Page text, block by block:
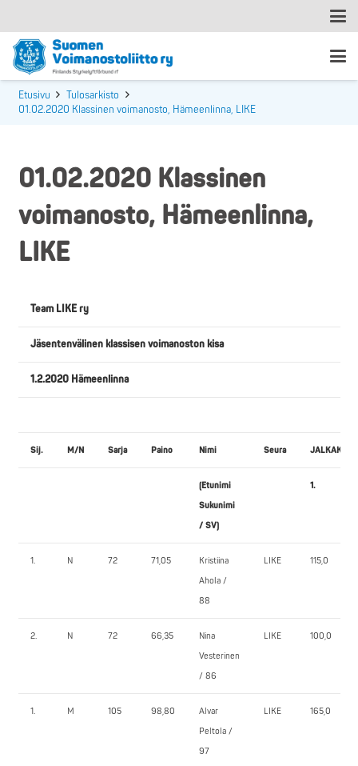
Etusivu
Tulosarkisto
01.02.2020 Klassinen voimanosto, Hämeenlinna, LIKE
01.02.2020 Klassinen
voimanosto, Hämeenlinna,
LIKE
Team LIKE ry
Jäsentenvälinen klassisen voimanoston kisa
1.2.2020 Hämeenlinna
Sij. M/N Sarja Paino Nimi Seura
(Etunimi
Sukunimi
/ SV)
1.
1. N 72 71,05
Kristiina
Ahola /
88
LIKE 115,0
2. N 72 66,35
Nina
Vesterinen
/ 86
LIKE 100,0
1. M 105 98,80
Alvar
Peltola /
97
LIKE 165,0